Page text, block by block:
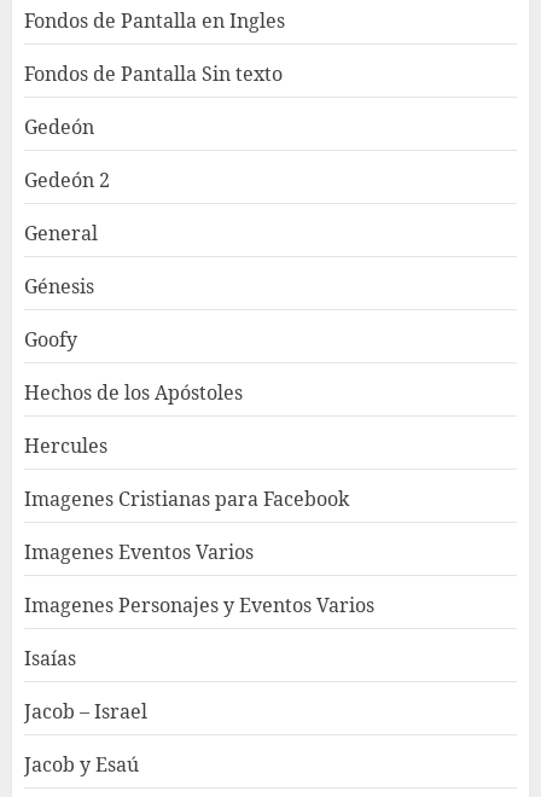
Fondos de Pantalla en Ingles
Fondos de Pantalla Sin texto
Gedeón
Gedeón 2
General
Génesis
Goofy
Hechos de los Apóstoles
Hercules
Imagenes Cristianas para Facebook
Imagenes Eventos Varios
Imagenes Personajes y Eventos Varios
Isaías
Jacob – Israel
Jacob y Esaú